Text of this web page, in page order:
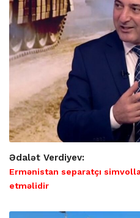
Ədalət Verdiyev:
Ermənistan separatçı
etməlidir